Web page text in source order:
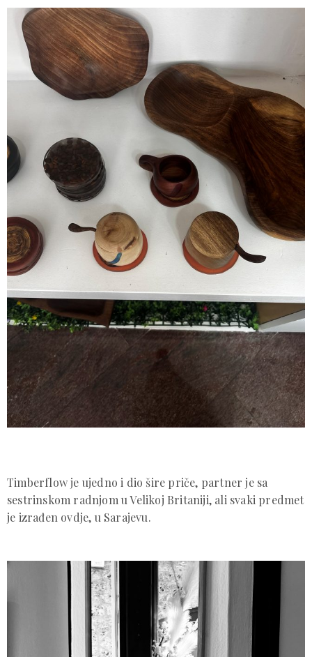
Timberflow je ujedno i dio šire priče, partner je sa
sestrinskom radnjom u Velikoj Britaniji, ali svaki predmet
je izrađen ovdje, u Sarajevu.